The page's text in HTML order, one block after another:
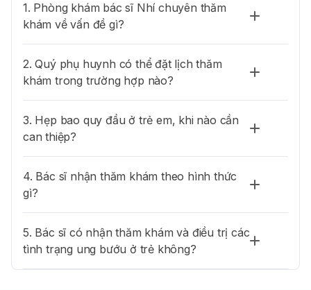
1. Phòng khám bác sĩ Nhí chuyên thăm
khám về vấn đề gì?
2. Quý phụ huynh có thể đặt lịch thăm
khám trong trường hợp nào?
3. Hẹp bao quy đầu ở trẻ em, khi nào cần
can thiệp?
4. Bác sĩ nhận thăm khám theo hình thức
gì?
5. Bác sĩ có nhận thăm khám và điều trị các
tình trạng ung bướu ở trẻ không?